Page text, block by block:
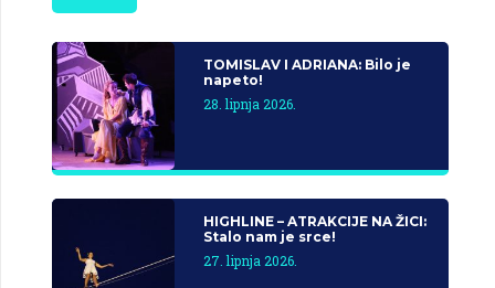
TOMISLAV I ADRIANA: Bilo je
napeto!
28. lipnja 2026.
HIGHLINE – ATRAKCIJE NA ŽICI:
Stalo nam je srce!
27. lipnja 2026.